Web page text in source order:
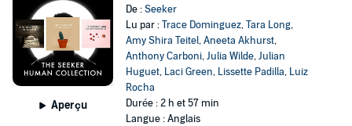
Aperçu
De :Seeker
Lu par :Trace Dominguez,Tara Long,
Amy Shira Teitel,Aneeta Akhurst,
Anthony Carboni,Julia Wilde,Julian
Huguet, Laci Green, Lissette Padilla, Luiz
Rocha
Durée : 2 h et 57 min
Langue : Anglais